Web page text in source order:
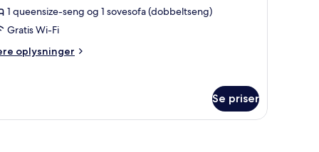
1 queensize-seng og 1 sovesofa (dobbeltseng)
Gratis Wi-Fi
oplysninger
Se priser